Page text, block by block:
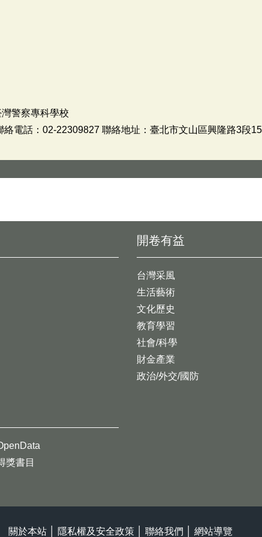
警察專科學校
電話：02-22309827 聯絡地址：臺北市文山區興隆路3段
開卷有益
台灣采風
生活藝術
文化歷史
教育學習
社會/科學
財金產業
政治/外交/國防
獎書目
關於本站 隱私權及安全政策 聯絡我們 網站導覽